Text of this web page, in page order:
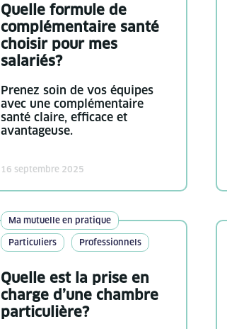
Quelle formule de
complémentaire santé
choisir pour mes
salariés?
Prenez soin de vos équipes
avec une complémentaire
santé claire, efficace et
avantageuse.
16 septembre 2025
Ma mutuelle en pratique
Particuliers Professionnels
Quelle est la prise en
charge d’une chambre
particulière?